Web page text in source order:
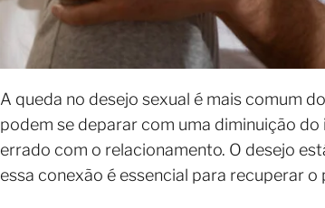
A queda no desejo sexual é mais comum
podem se deparar com uma diminuição
errado com o relacionamento. O desejo
essa conexão é essencial para recuperar o